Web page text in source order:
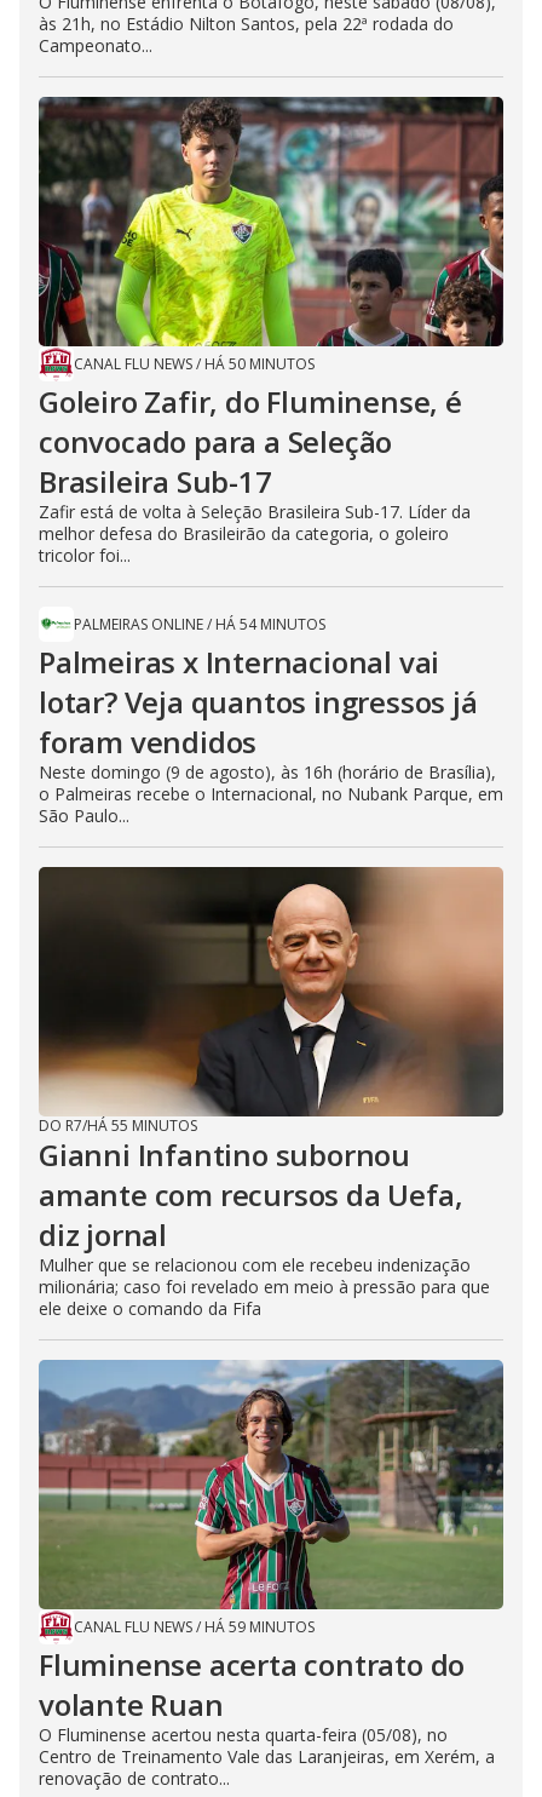
às 21h, no Estádio Nilton Santos, pela 22ª rodada do
Campeonato...
CANAL FLU NEWS/ HÁ 50 MINUTOS
Goleiro Zafir, do Fluminense, é
convocado para a Seleção
Brasileira Sub-17
Zafir está de volta à Seleção Brasileira Sub-17. Líder da
melhor defesa do Brasileirão da categoria, o goleiro
tricolor foi...
PALMEIRAS ONLINE/ HÁ 54 MINUTOS
Palmeiras x Internacional vai
lotar? Veja quantos ingressos já
foram vendidos
Neste domingo (9 de agosto), às 16h (horário de Brasília),
o Palmeiras recebe o Internacional, no Nubank Parque, em
São Paulo...
DO R7/HÁ 55 MINUTOS
Gianni Infantino subornou
amante com recursos da Uefa,
diz jornal
Mulher que se relacionou com ele recebeu indenização
milionária; caso foi revelado em meio à pressão para que
ele deixe o comando da Fifa
CANAL FLU NEWS/ HÁ 59 MINUTOS
Fluminense acerta contrato do
volante Ruan
O Fluminense acertou nesta quarta-feira (05/08), no
Centro de Treinamento Vale das Laranjeiras, em Xerém, a
renovação de contrato...